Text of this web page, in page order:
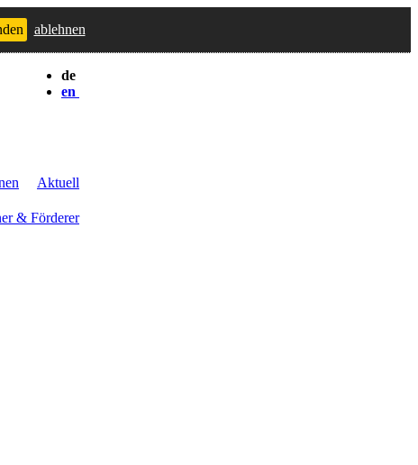
ablehnen
de
en
Aktuell
& Förderer